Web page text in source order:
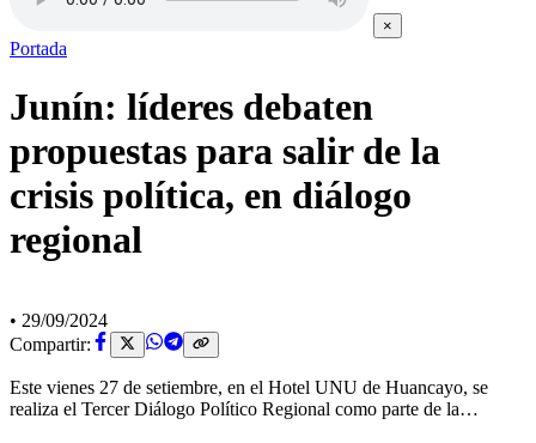
×
Portada
Junín: líderes debaten
propuestas para salir de la
crisis política, en diálogo
regional
• 29/09/2024
Compartir:
Este vienes 27 de setiembre, en el Hotel UNU de Huancayo, se
realiza el Tercer Diálogo Político Regional como parte de la…